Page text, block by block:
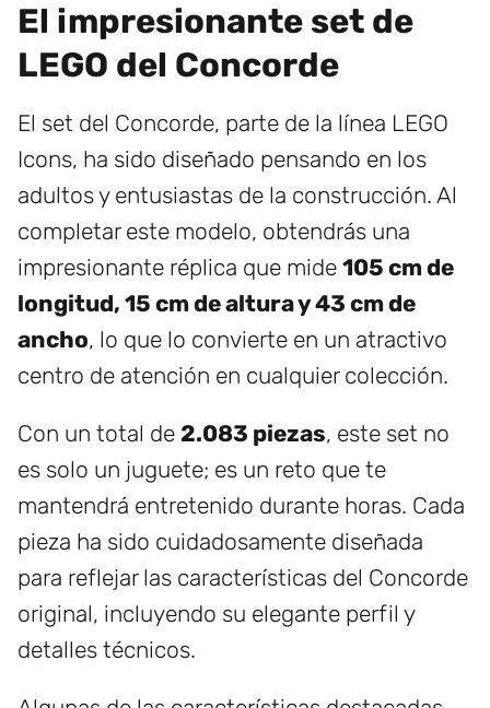
El impresionante set de
LEGO del Concorde
El set del Concorde, parte de la línea LEGO
Icons, ha sido diseñado pensando en los
adultos y entusiastas de la construcción. Al
completar este modelo, obtendrás una
impresionante réplica que mide 105 cm de
longitud, 15 cm de altura y 43 cm de
ancho, lo que lo convierte en un atractivo
centro de atención en cualquier colección.
Con un total de 2.083 piezas, este set no
es solo un juguete; es un reto que te
mantendrá entretenido durante horas. Cada
pieza ha sido cuidadosamente diseñada
para reflejar las características del Concorde
original, incluyendo su elegante perfil y
detalles técnicos.